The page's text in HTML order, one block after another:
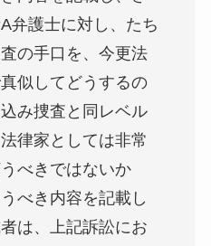
弁護士に対し、たち
の手口を、今更法
似してどうするの
み捜査と同レベル
律家としては非常
べきではないか
べき内容を記載し
は、上記訴訟にお